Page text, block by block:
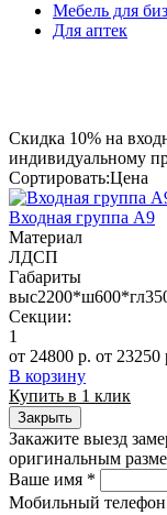
Мебель для
Для аптек
Скидка 10% на
индивидуальному
Сортировать:Цена
Входная группа А9
Материал
ЛДСП
Габариты
Секции:
1
от 24800 р. от 23250
В корзину
Купить в 1 клик
Закрыть
Закажите выезд
оригинальным
Ваше имя *
Мобильный телефон